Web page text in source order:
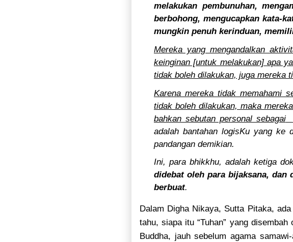
melakukan pembunuhan,
berbohong, mengucapkan kata-
mungkin penuh kerinduan,
Mereka yang mengandalkan
keinginan [untuk melakukan] apa
tidak boleh dilakukan, juga mereka
Karena mereka tidak memahami
tidak boleh dilakukan, maka
bahkan sebutan personal sebagai
adalah bantahan logisKu yang ke
pandangan demikian.
Ini, para bhikkhu, adalah ketiga
didebat oleh para bijaksana, dan
berbuat.
Dalam Digha Nikaya, Sutta Pitaka,
tahu, siapa itu “Tuhan” yang
Buddha, jauh sebelum agama